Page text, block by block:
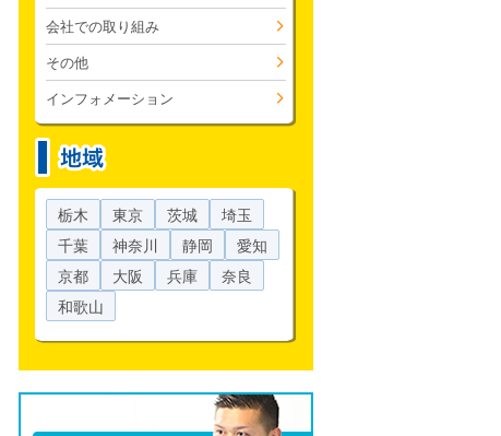
会社での取り組み
その他
インフォメーション
栃木 東京 茨城
埼玉
千葉
神奈川 静岡
愛知
京都
大阪 兵庫
奈良
和歌山